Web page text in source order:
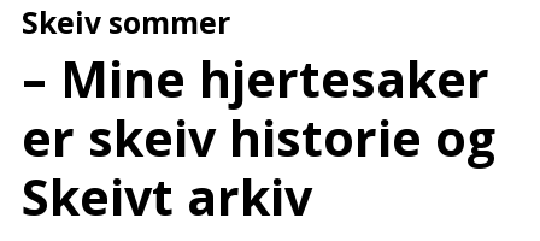
Skeiv sommer
– Mine hjertesaker
er skeiv historie og
Skeivt arkiv